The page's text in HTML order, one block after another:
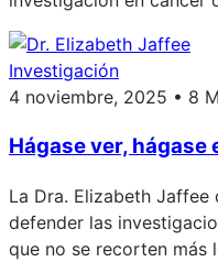
Investigación
4 noviembre, 2025 • 8
Hágase ver, hágase
La Dra. Elizabeth Jaffee
defender las
que no se recorten más